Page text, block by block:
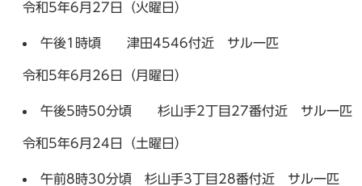
令和5年6月27日（火曜日）
午後1時頃 津田4546付近 サル一匹
令和5年6月26日（月曜日）
午後5時50分頃 杉山手2丁目27番付近 サル一匹
令和5年6月24日（土曜日）
午前8時30分頃 杉山手3丁目28番付近 サル一匹